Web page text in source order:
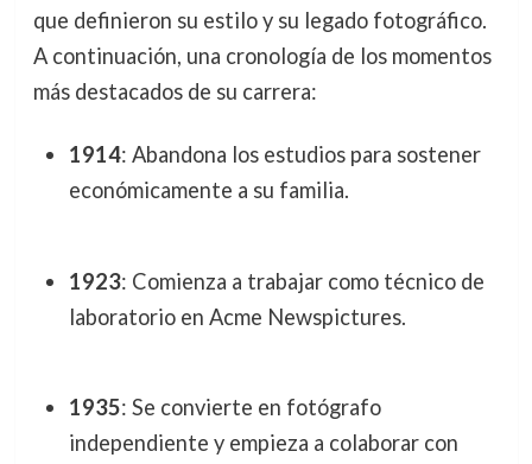
que definieron su estilo y su legado fotográfico.
A continuación, una cronología de los momentos
más destacados de su carrera:
1914: Abandona los estudios para sostener
económicamente a su familia.
1923: Comienza a trabajar como técnico de
laboratorio en Acme Newspictures.
1935: Se convierte en fotógrafo
independiente y empieza a colaborar con